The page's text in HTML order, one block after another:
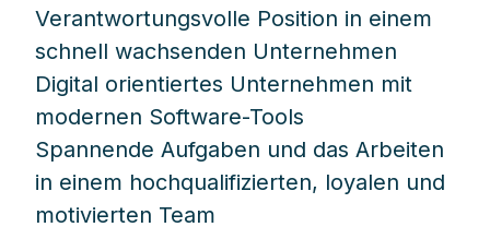
Verantwortungsvolle Position in einem
schnell wachsenden Unternehmen
Digital orientiertes Unternehmen mit
modernen Software-Tools
Spannende Aufgaben und das Arbeiten
in einem hochqualifizierten, loyalen und
motivierten Team